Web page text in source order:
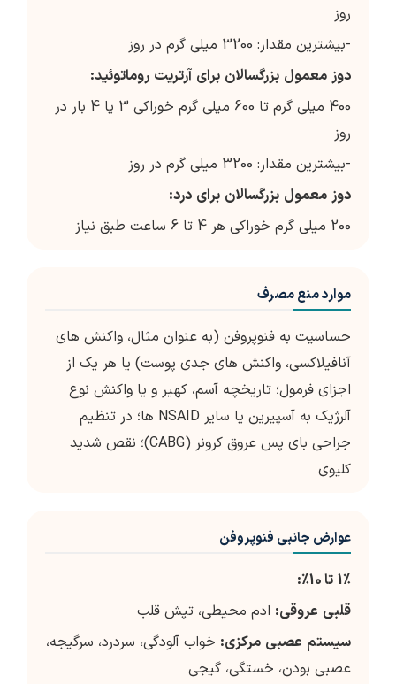
روز
-بیشترین مقدار: 3200 میلی گرم در روز
دوز معمول بزرگسالان برای آرتریت روماتوئید:
400 میلی گرم تا 600 میلی گرم خوراکی 3 یا 4 بار در
روز
-بیشترین مقدار: 3200 میلی گرم در روز
دوز معمول بزرگسالان برای درد:
200 میلی گرم خوراکی هر 4 تا 6 ساعت طبق نیاز
موارد منع مصرف
حساسیت به فنوپروفن (به عنوان مثال، واکنش های
آنافیلاکسی، واکنش های جدی پوست) یا هر یک از
اجزای فرمول؛ تاريخچه آسم، كهير و يا واكنش نوع
آلرژيك به آسپيرين يا ساير NSAID ها؛ در تنظیم
جراحی بای پس عروق کرونر (CABG)؛ نقص شدید
کلیوی
عوارض جانبی فنوپروفن
1٪ تا ٪:
قلبی عروقی: ادم محیطی، تپش قلب
سیستم عصبی مرکزی: خواب آلودگی، سردرد، سرگیجه،
عصبی بودن، خستگی، گیجی